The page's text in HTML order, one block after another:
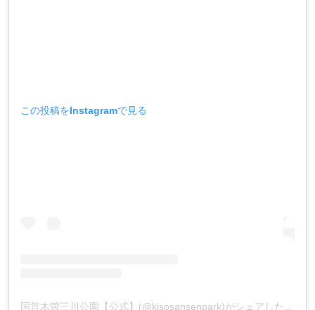
この投稿をInstagramで見る